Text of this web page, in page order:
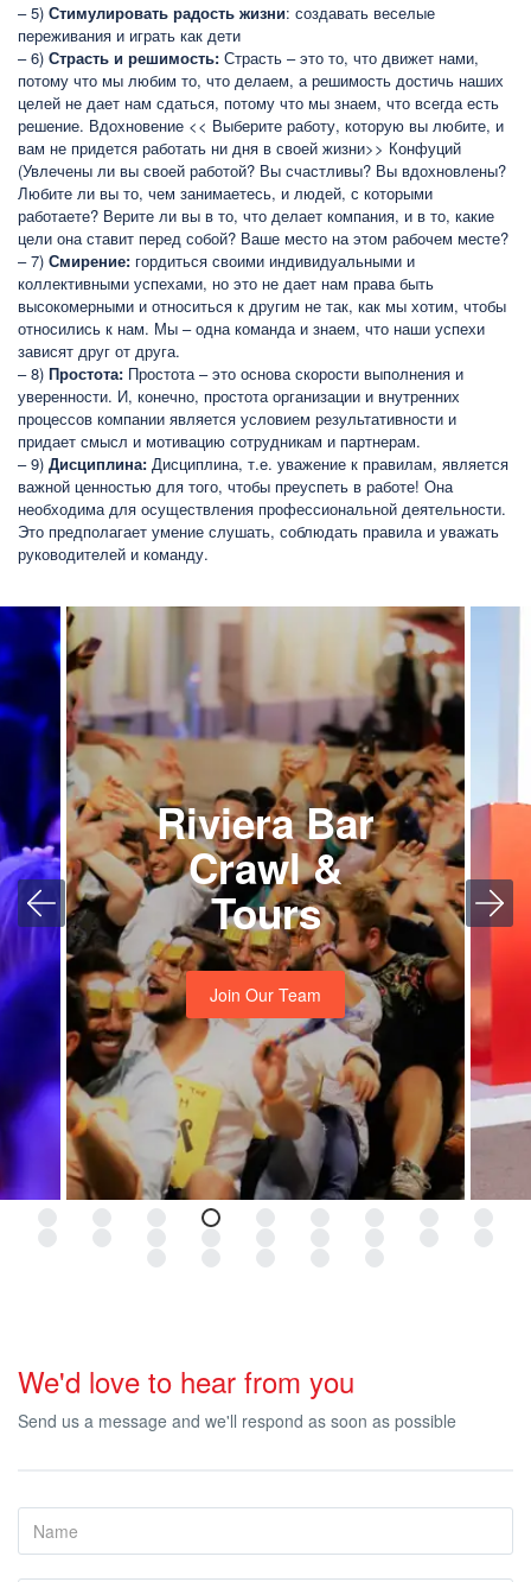
– 5) Стимулировать радость жизни: создавать веселые
переживания и играть как дети
– 6) Страсть и решимость: Страсть – это то, что движет нами,
потому что мы любим то, что делаем, а решимость достичь наших
целей не дает нам сдаться, потому что мы знаем, что всегда есть
решение. Вдохновение << Выберите работу, которую вы любите, и
вам не придется работать ни дня в своей жизни>> Конфуций
(Увлечены ли вы своей работой? Вы счастливы? Вы вдохновлены?
Любите ли вы то, чем занимаетесь, и людей, с которыми
работаете? Верите ли вы в то, что делает компания, и в то, какие
цели она ставит перед собой? Ваше место на этом рабочем месте?
– 7) Смирение: гордиться своими индивидуальными и
коллективными успехами, но это не дает нам права быть
высокомерными и относиться к другим не так, как мы хотим, чтобы
относились к нам. Мы – одна команда и знаем, что наши успехи
зависят друг от друга.
– 8) Простота: Простота – это основа скорости выполнения и
уверенности. И, конечно, простота организации и внутренних
процессов компании является условием результативности и
придает смысл и мотивацию сотрудникам и партнерам.
– 9) Дисциплина: Дисциплина, т.е. уважение к правилам, является
важной ценностью для того, чтобы преуспеть в работе! Она
необходима для осуществления профессиональной деятельности.
Это предполагает умение слушать, соблюдать правила и уважать
руководителей и команду.
Riviera Bar
Crawl &
Tours
Join Our Team
We'd love to hear from you
Send us a message and we'll respond as soon as possible